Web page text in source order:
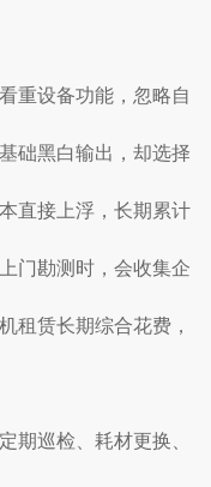
重设备功能，忽略自
础黑白输出，却选择
直接上浮，长期累计
门勘测时，会收集企
租赁长期综合花费，
期巡检、耗材更换、